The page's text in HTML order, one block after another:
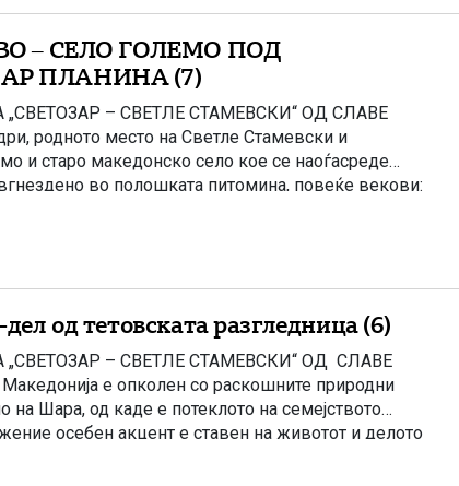
– СЕЛО ГОЛЕМО ПОД
ПЛАНИНА (7)
– СВЕТЛЕ СТАМЕВСКИ“ ОД СЛАВЕ
родното место на Светле Стамевски и
и старо македонско село кое се наоѓасреде
во полошката питомина, повеќе векови:
се шири со албанско население и тагува
од тетовската разгледница (6)
– СВЕТЛЕ СТАМЕВСКИ“ ОД СЛАВЕ
е опколен со раскошните природни
на Шара, од каде е потеклото на семејството
осебен акцент е ставен на животот и делото
Кирил Пејчиновиќ – Тетоец Освен